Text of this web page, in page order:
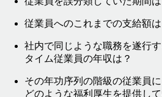
従業員へのこれまでの支給額は
社内で同じような職務を遂行
タイム従業員の年収は？
その年功序列の階級の従業員
どのような福利厚生を提供し